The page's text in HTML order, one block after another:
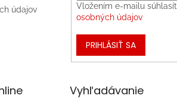
údajov
Vložením e-mailu
osobných údajov
PRIHLÁSIŤ SA
Vyhľadávanie